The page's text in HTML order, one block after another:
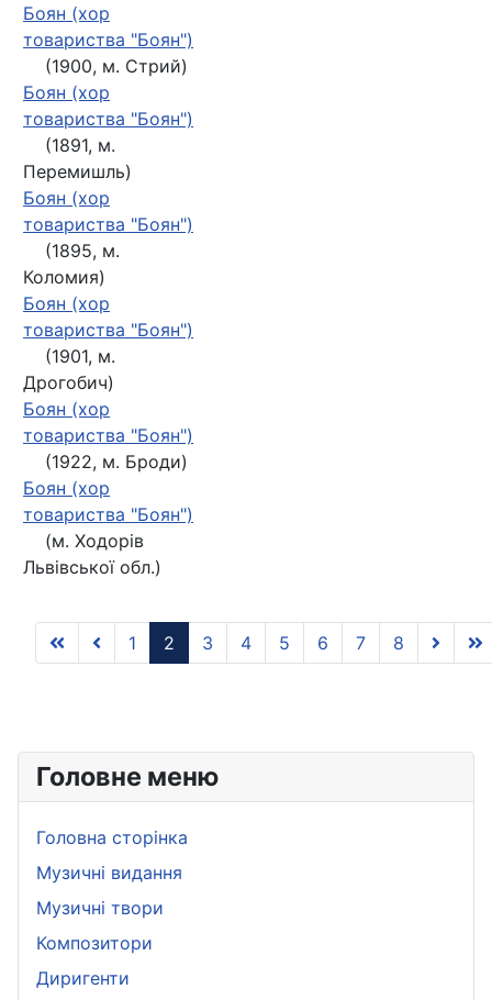
Головне меню
Головна сторінка
Музичні видання
Музичні твори
Композитори
Диригенти
Боян (хор
товариства "Боян")
(1900, м. Стрий)
Боян (хор
товариства "Боян")
(1891, м.
Перемишль)
Боян (хор
товариства "Боян")
(1895, м.
Коломия)
Боян (хор
товариства "Боян")
(1901, м.
Дрогобич)
Боян (хор
товариства "Боян")
(1922, м. Броди)
Боян (хор
товариства "Боян")
(м. Ходорів
Львівської обл.)
1 2 3 4 5 6 7 8